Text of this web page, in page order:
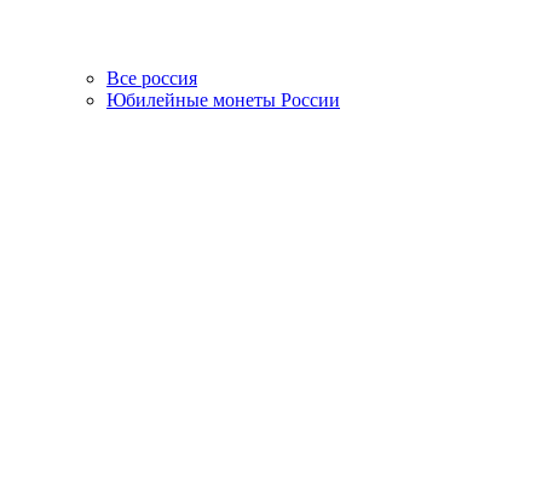
Все россия
Юбилейные монеты России